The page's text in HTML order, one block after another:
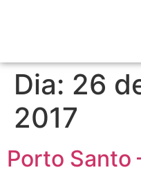
Dia: 26
2017
Porto Santo